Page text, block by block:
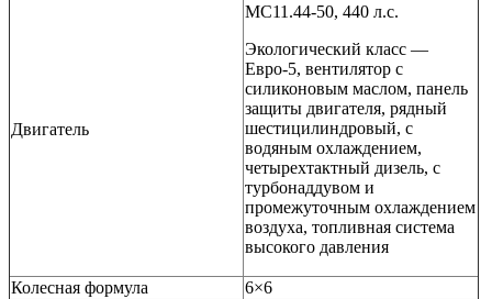
Двигатель
MC11.44-50, 440 л.с.
Экологический класс —
Евро-5, вентилятор с
силиконовым маслом, панель
защиты двигателя, рядный
шестицилиндровый, с
водяным охлаждением,
четырехтактный дизель, с
турбонаддувом и
промежуточным охлаждением
воздуха, топливная система
высокого давления
Колесная формула 6×6